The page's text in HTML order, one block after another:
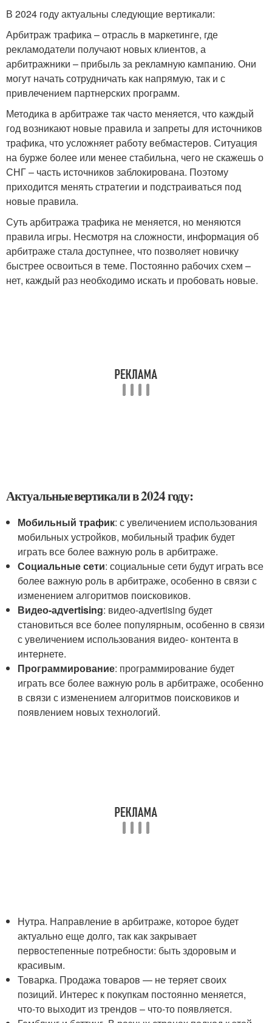
В 2024 году актуальны следующие вертикали:
Арбитраж трафика – отрасль в маркетинге, где
рекламодатели получают новых клиентов, а
арбитражники – прибыль за рекламную кампанию. Они
могут начать сотрудничать как напрямую, так и с
привлечением партнерских программ.
Методика в арбитраже так часто меняется, что каждый
год возникают новые правила и запреты для источников
трафика, что усложняет работу вебмастеров. Ситуация
на бурже более или менее стабильна, чего не скажешь о
СНГ – часть источников заблокирована. Поэтому
приходится менять стратегии и подстраиваться под
новые правила.
Суть арбитража трафика не меняется, но меняются
правила игры. Несмотря на сложности, информация об
арбитраже стала доступнее, что позволяет новичку
быстрее освоиться в теме. Постоянно рабочих схем –
нет, каждый раз необходимо искать и пробовать новые.
Актуальные вертикали в 2024 году:
Мобильный трафик: с увеличением использования
мобильных устройков, мобильный трафик будет
играть все более важную роль в арбитраже.
Социальные сети: социальные сети будут играть все
более важную роль в арбитраже, особенно в связи с
изменением алгоритмов поисковиков.
Видео-адvertising: видео-адvertising будет
становиться все более популярным, особенно в связи
с увеличением использования видео- контента в
интернете.
Программирование: программирование будет
играть все более важную роль в арбитраже, особенно
в связи с изменением алгоритмов поисковиков и
появлением новых технологий.
Нутра. Направление в арбитраже, которое будет
актуально еще долго, так как закрывает
первостепенные потребности: быть здоровым и
красивым.
Товарка. Продажа товаров — не теряет своих
позиций. Интерес к покупкам постоянно меняется,
что-то выходит из трендов – что-то появляется.